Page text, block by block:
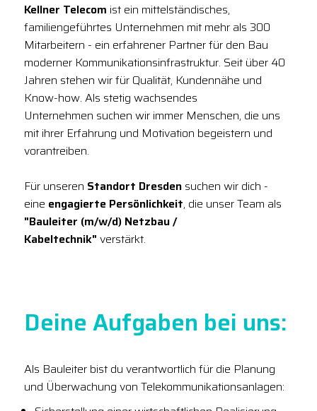
Kellner Telecom ist ein mittelständisches,
familiengeführtes Unternehmen mit mehr als 300
Mitarbeitern - ein erfahrener Partner für den Bau
moderner Kommunikationsinfrastruktur. Seit über 40
Jahren stehen wir für Qualität, Kundennähe und
Know-how. Als stetig wachsendes
Unternehmen suchen wir immer Menschen, die uns
mit ihrer Erfahrung und Motivation begeistern und
vorantreiben.
Für unseren Standort Dresden suchen wir dich -
eine engagierte Persönlichkeit, die unser Team als
"Bauleiter (m/w/d) Netzbau /
Kabeltechnik" verstärkt.
Deine Aufgaben bei uns:
Als Bauleiter bist du verantwortlich für die Planung
und Überwachung von Telekommunikationsanlagen: